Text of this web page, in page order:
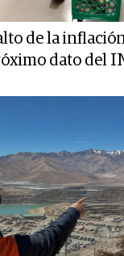
de la
dato del